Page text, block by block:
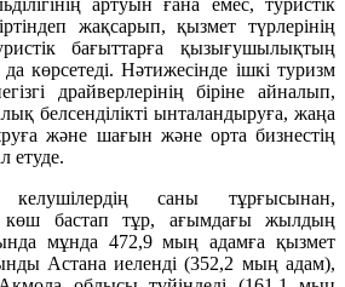
жақсарып, қызмет түрлерінің
бағыттарға қызығушылықтың
көрсетеді. Нәтижесінде ішкі туризм
драйверлерінің біріне айналып,
белсенділікті ынталандыруға, жаңа
және шағын және орта бизнестің
етуде.
саны тұрғысынан,
көш бастап тұр, ағымдағы жылдың
мұнда 472,9 мың адамға қызмет
Астана иеленді (352,2 мың адам),